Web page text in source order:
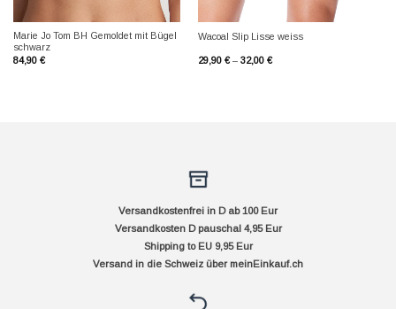
Marie Jo Tom BH Gemoldet mit Bügel
schwarz
84,90 €
Wacoal Slip Lisse weiss
29,90 €– 32,00 €
Versandkostenfrei in D ab 100 Eur
Versandkosten D pauschal 4,95 Eur
Shipping to EU 9,95 Eur
Versand in die Schweiz über meinEinkauf.ch